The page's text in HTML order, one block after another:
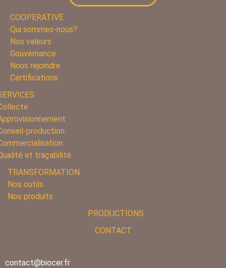
COOPERATIVE
Qui sommes-nous?
Nos valeurs
Gouvernance
Nous rejoindre
Certifications
production
et traçabilité
TRANSFORMATION
Nos outils
Nos produits
PRODUCTIONS
CONTACT
contact@biocer.fr